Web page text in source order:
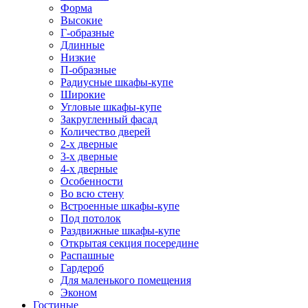
Форма
Высокие
Г-образные
Длинные
Низкие
П-образные
Радиусные шкафы-купе
Широкие
Угловые шкафы-купе
Закругленный фасад
Количество дверей
2-х дверные
3-х дверные
4-х дверные
Особенности
Во всю стену
Встроенные шкафы-купе
Под потолок
Раздвижные шкафы-купе
Открытая секция посередине
Распашные
Гардероб
Для маленького помещения
Эконом
Гостиные